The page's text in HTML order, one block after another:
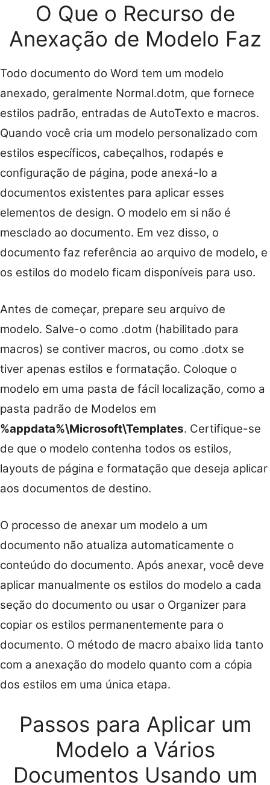
O Que o Recurso de
Anexação de Modelo Faz
Todo documento do Word tem um modelo
anexado, geralmente Normal.dotm, que fornece
estilos padrão, entradas de AutoTexto e macros.
Quando você cria um modelo personalizado com
estilos específicos, cabeçalhos, rodapés e
configuração de página, pode anexá-lo a
documentos existentes para aplicar esses
elementos de design. O modelo em si não é
mesclado ao documento. Em vez disso, o
documento faz referência ao arquivo de modelo, e
os estilos do modelo ficam disponíveis para uso.
Antes de começar, prepare seu arquivo de
modelo. Salve-o como .dotm (habilitado para
macros) se contiver macros, ou como .dotx se
tiver apenas estilos e formatação. Coloque o
modelo em uma pasta de fácil localização, como a
pasta padrão de Modelos em
%appdata%\Microsoft\Templates. Certifique-se
de que o modelo contenha todos os estilos,
layouts de página e formatação que deseja aplicar
aos documentos de destino.
O processo de anexar um modelo a um
documento não atualiza automaticamente o
conteúdo do documento. Após anexar, você deve
aplicar manualmente os estilos do modelo a cada
seção do documento ou usar o Organizer para
copiar os estilos permanentemente para o
documento. O método de macro abaixo lida tanto
com a anexação do modelo quanto com a cópia
dos estilos em uma única etapa.
Passos para Aplicar um
Modelo a Vários
Documentos Usando um